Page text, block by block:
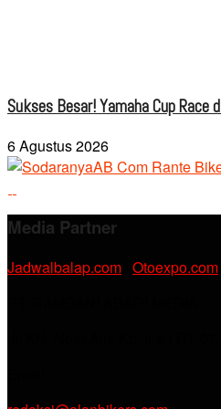
Sukses Besar! Yamaha Cup Race
6 Agustus 2026
Media Partner
Jadwalbalap.com Otoexpo.com